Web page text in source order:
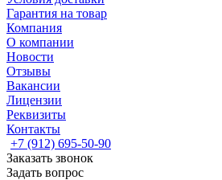
Гарантия на товар
Компания
О компании
Новости
Отзывы
Вакансии
Лицензии
Реквизиты
Контакты
+7 (912) 695-50-90
Заказать звонок
Задать вопрос